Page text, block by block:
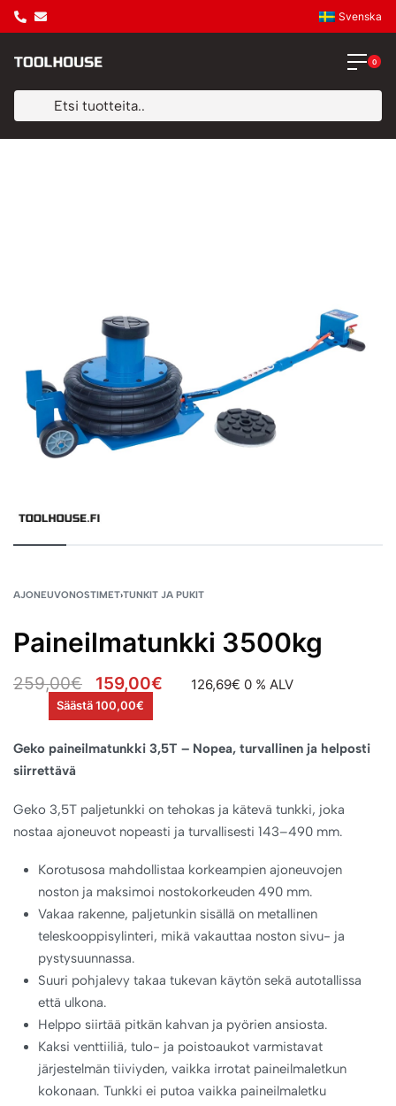
Svenska
0
AJONEUVONOSTIMET›TUNKIT JA PUKIT
Paineilmatunkki 3500kg
259,00€ 159,00€ 126,69€ 0 % ALV
Säästä 100,00€
Geko paineilmatunkki 3,5T – Nopea, turvallinen ja helposti
siirrettävä
Geko 3,5T paljetunkki on tehokas ja kätevä tunkki, joka
nostaa ajoneuvot nopeasti ja turvallisesti 143–490 mm.
Korotusosa mahdollistaa korkeampien ajoneuvojen
noston ja maksimoi nostokorkeuden 490 mm.
Vakaa rakenne, paljetunkin sisällä on metallinen
teleskooppisylinteri, mikä vakauttaa noston sivu- ja
pystysuunnassa.
Suuri pohjalevy takaa tukevan käytön sekä autotallissa
että ulkona.
Helppo siirtää pitkän kahvan ja pyörien ansiosta.
Kaksi venttiiliä, tulo- ja poistoaukot varmistavat
järjestelmän tiiviyden, vaikka irrotat paineilmaletkun
kokonaan. Tunkki ei putoa vaikka paineilmaletku